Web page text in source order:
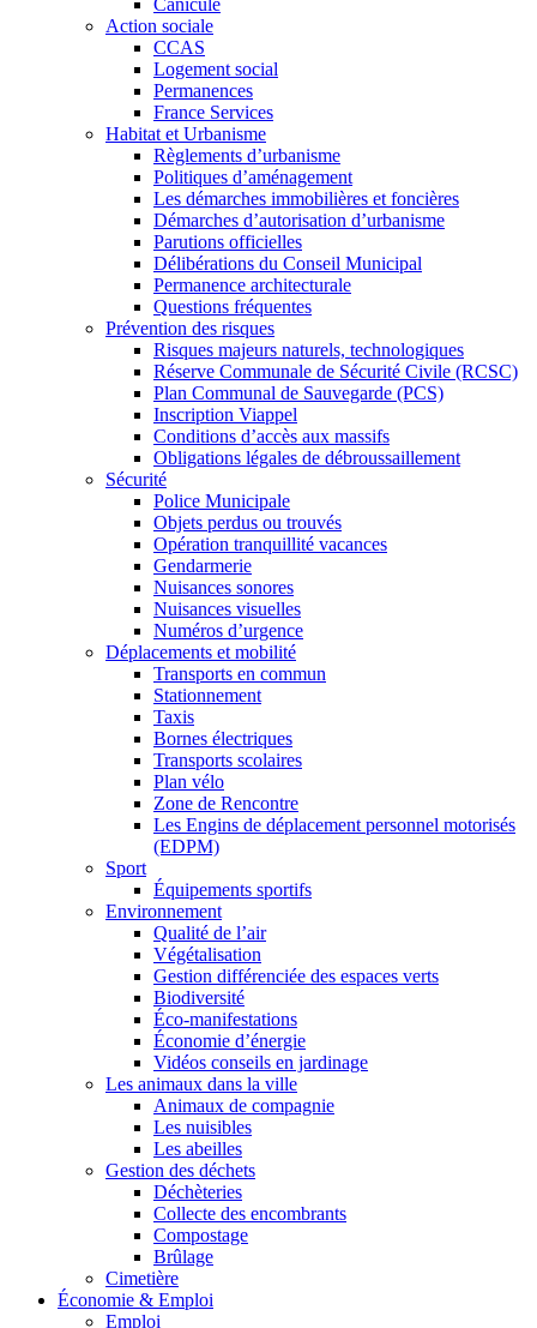
Canicule
Action sociale
CCAS
Logement social
Permanences
France Services
Habitat et Urbanisme
Règlements d’urbanisme
Politiques d’aménagement
Les démarches immobilières et foncières
Démarches d’autorisation d’urbanisme
Parutions officielles
Délibérations du Conseil Municipal
Permanence architecturale
Questions fréquentes
Prévention des risques
Risques majeurs naturels, technologiques
Réserve Communale de Sécurité Civile (RCSC)
Plan Communal de Sauvegarde (PCS)
Inscription Viappel
Conditions d’accès aux massifs
Obligations légales de débroussaillement
Sécurité
Police Municipale
Objets perdus ou trouvés
Opération tranquillité vacances
Gendarmerie
Nuisances sonores
Nuisances visuelles
Numéros d’urgence
Déplacements et mobilité
Transports en commun
Stationnement
Taxis
Bornes électriques
Transports scolaires
Plan vélo
Zone de Rencontre
Les Engins de déplacement personnel motorisés
(EDPM)
Sport
Équipements sportifs
Environnement
Qualité de l’air
Végétalisation
Gestion différenciée des espaces verts
Biodiversité
Éco-manifestations
Économie d’énergie
Vidéos conseils en jardinage
Les animaux dans la ville
Animaux de compagnie
Les nuisibles
Les abeilles
Gestion des déchets
Déchèteries
Collecte des encombrants
Compostage
Brûlage
Cimetière
Économie & Emploi
Emploi